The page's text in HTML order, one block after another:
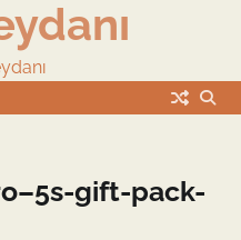
gift-pack-